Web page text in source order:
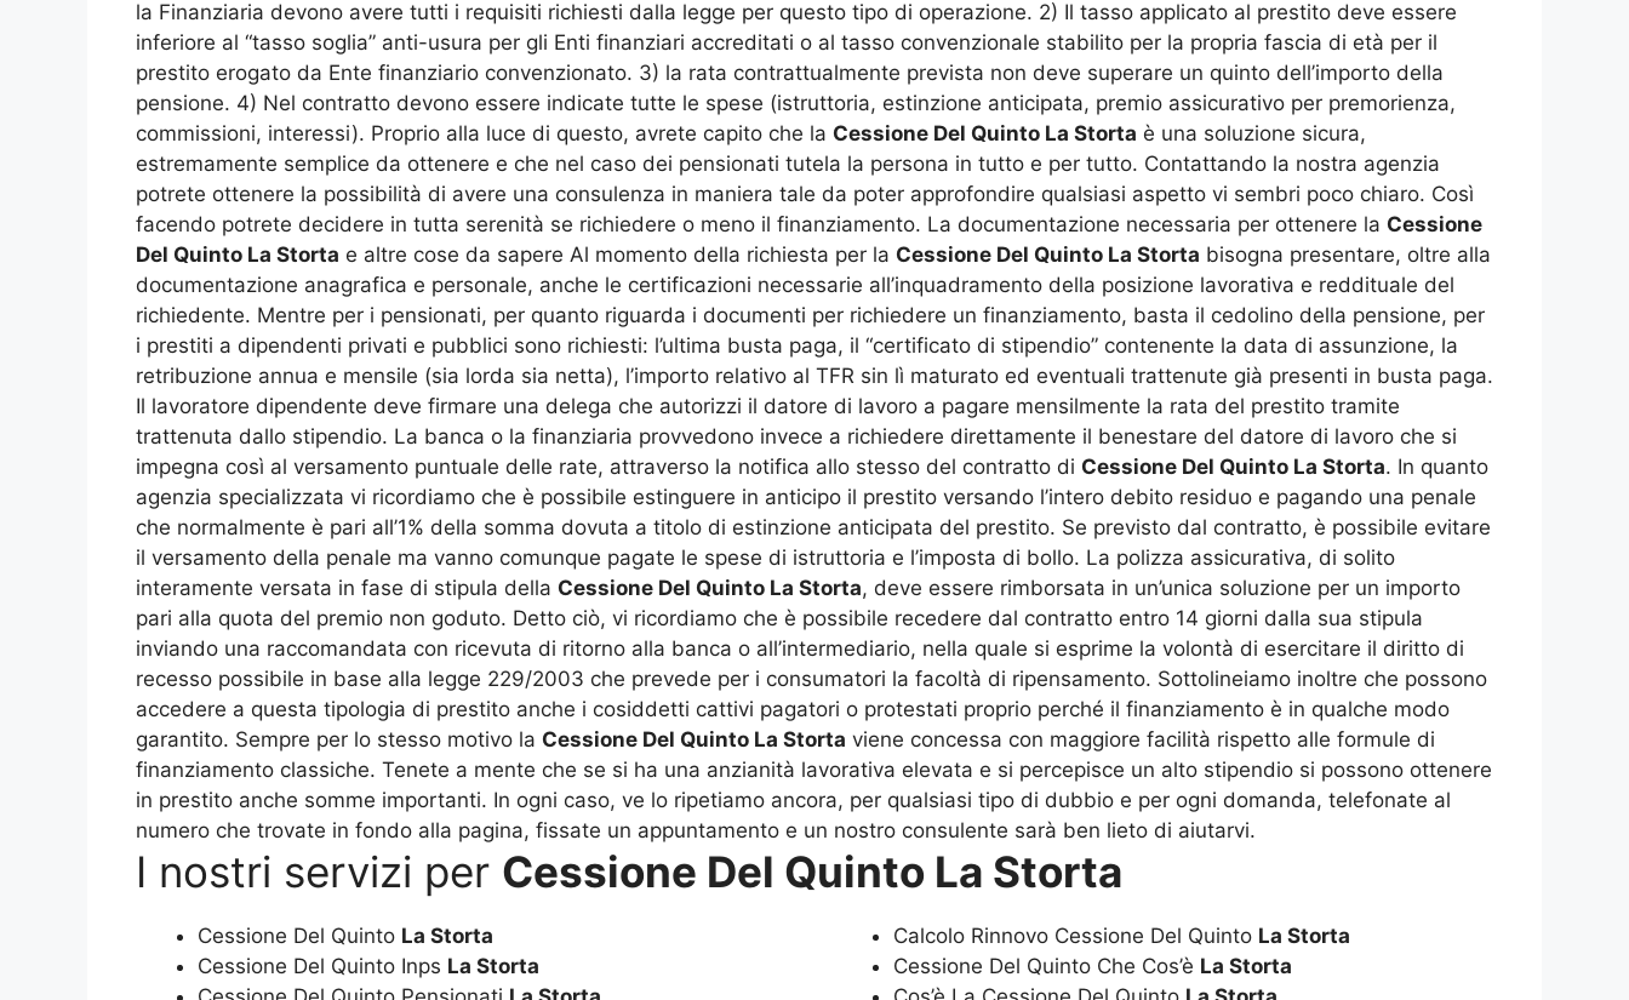
la Finanziaria devono avere tutti i requisiti richiesti dalla legge per questo tipo di operazione. 2) Il tasso applicato al prestito deve essere
inferiore al “tasso soglia” anti-usura per gli Enti finanziari accreditati o al tasso convenzionale stabilito per la propria fascia di età per il
prestito erogato da Ente finanziario convenzionato. 3) la rata contrattualmente prevista non deve superare un quinto dell’importo della
pensione. 4) Nel contratto devono essere indicate tutte le spese (istruttoria, estinzione anticipata, premio assicurativo per premorienza,
commissioni, interessi). Proprio alla luce di questo, avrete capito che la Cessione Del Quinto La Storta è una soluzione sicura,
estremamente semplice da ottenere e che nel caso dei pensionati tutela la persona in tutto e per tutto. Contattando la nostra agenzia
potrete ottenere la possibilità di avere una consulenza in maniera tale da poter approfondire qualsiasi aspetto vi sembri poco chiaro. Così
facendo potrete decidere in tutta serenità se richiedere o meno il finanziamento. La documentazione necessaria per ottenere la Cessione
Del Quinto La Storta e altre cose da sapere Al momento della richiesta per la Cessione Del Quinto La Storta bisogna presentare, oltre alla
documentazione anagrafica e personale, anche le certificazioni necessarie all’inquadramento della posizione lavorativa e reddituale del
richiedente. Mentre per i pensionati, per quanto riguarda i documenti per richiedere un finanziamento, basta il cedolino della pensione, per
i prestiti a dipendenti privati e pubblici sono richiesti: l’ultima busta paga, il “certificato di stipendio” contenente la data di assunzione, la
retribuzione annua e mensile (sia lorda sia netta), l’importo relativo al TFR sin lì maturato ed eventuali trattenute già presenti in busta paga.
Il lavoratore dipendente deve firmare una delega che autorizzi il datore di lavoro a pagare mensilmente la rata del prestito tramite
trattenuta dallo stipendio. La banca o la finanziaria provvedono invece a richiedere direttamente il benestare del datore di lavoro che si
impegna così al versamento puntuale delle rate, attraverso la notifica allo stesso del contratto di Cessione Del Quinto La Storta. In quanto
agenzia specializzata vi ricordiamo che è possibile estinguere in anticipo il prestito versando l’intero debito residuo e pagando una penale
che normalmente è pari all’1% della somma dovuta a titolo di estinzione anticipata del prestito. Se previsto dal contratto, è possibile evitare
il versamento della penale ma vanno comunque pagate le spese di istruttoria e l’imposta di bollo. La polizza assicurativa, di solito
interamente versata in fase di stipula della Cessione Del Quinto La Storta, deve essere rimborsata in un’unica soluzione per un importo
pari alla quota del premio non goduto. Detto ciò, vi ricordiamo che è possibile recedere dal contratto entro 14 giorni dalla sua stipula
inviando una raccomandata con ricevuta di ritorno alla banca o all’intermediario, nella quale si esprime la volontà di esercitare il diritto di
recesso possibile in base alla legge 229/2003 che prevede per i consumatori la facoltà di ripensamento. Sottolineiamo inoltre che possono
accedere a questa tipologia di prestito anche i cosiddetti cattivi pagatori o protestati proprio perché il finanziamento è in qualche modo
garantito. Sempre per lo stesso motivo la Cessione Del Quinto La Storta viene concessa con maggiore facilità rispetto alle formule di
finanziamento classiche. Tenete a mente che se si ha una anzianità lavorativa elevata e si percepisce un alto stipendio si possono ottenere
in prestito anche somme importanti. In ogni caso, ve lo ripetiamo ancora, per qualsiasi tipo di dubbio e per ogni domanda, telefonate al
numero che trovate in fondo alla pagina, fissate un appuntamento e un nostro consulente sarà ben lieto di aiutarvi.
I nostri servizi per Cessione Del Quinto La Storta
Cessione Del Quinto La Storta
Cessione Del Quinto Inps La Storta
Calcolo Rinnovo Cessione Del Quinto La Storta
Cessione Del Quinto Che Cos’è La Storta